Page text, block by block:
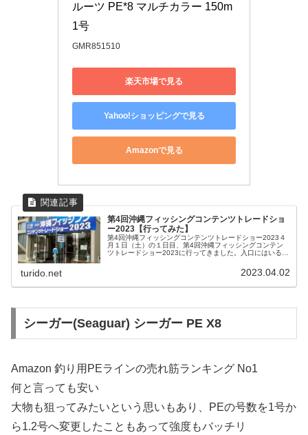
ルーツ PE*8 マルチカラー 150m
1号
GMR851510
楽天市場で見る
Yahoo!ショッピングで見る
Amazonで見る
第4回沖縄フィッシングコンテンツトレードショ
ー2023【行ってみた】
第4回沖縄フィッシングコンテンツトレードショー2023４
月１日（土）の１日目、第4回沖縄フィッシングコンテン
ツトレードショー2023に行ってきました。入口にはいると
turido.net 2023.04.02
シーガー(Seaguar) シーガー PE X8
Amazon 釣り用PEラインの売れ筋ランキング No1
何と言っても安い
大物も狙ってみたいという思いもあり、PEの号数を1号か
ら1.2号へ変更したこともあって強度もバッチリ